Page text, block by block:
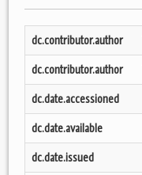
dc.contributor.author
dc.contributor.author
dc.date.accessioned
dc.date.available
dc.date.issued